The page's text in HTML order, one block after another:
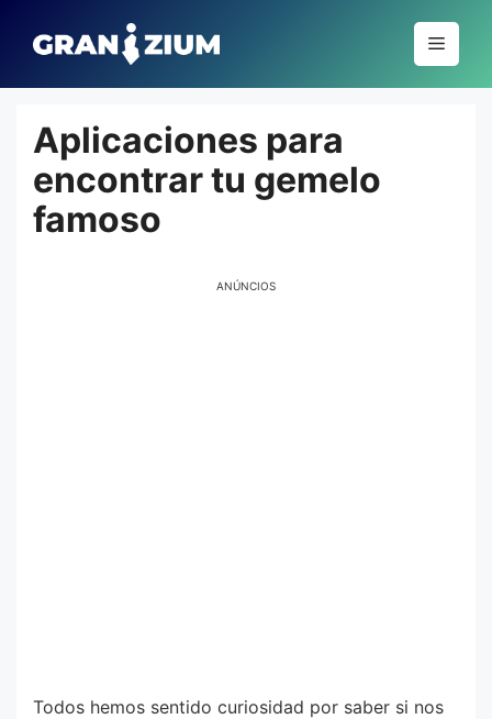
para
conteúdo
Menu
Aplicaciones para
encontrar tu gemelo
famoso
ANÚNCIOS
Todos hemos sentido curiosidad por saber si nos